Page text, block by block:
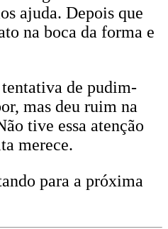
ajuda. Depois que
na boca da forma e
de pudim-
mas deu ruim na
tive essa atenção
merece.
para a próxima